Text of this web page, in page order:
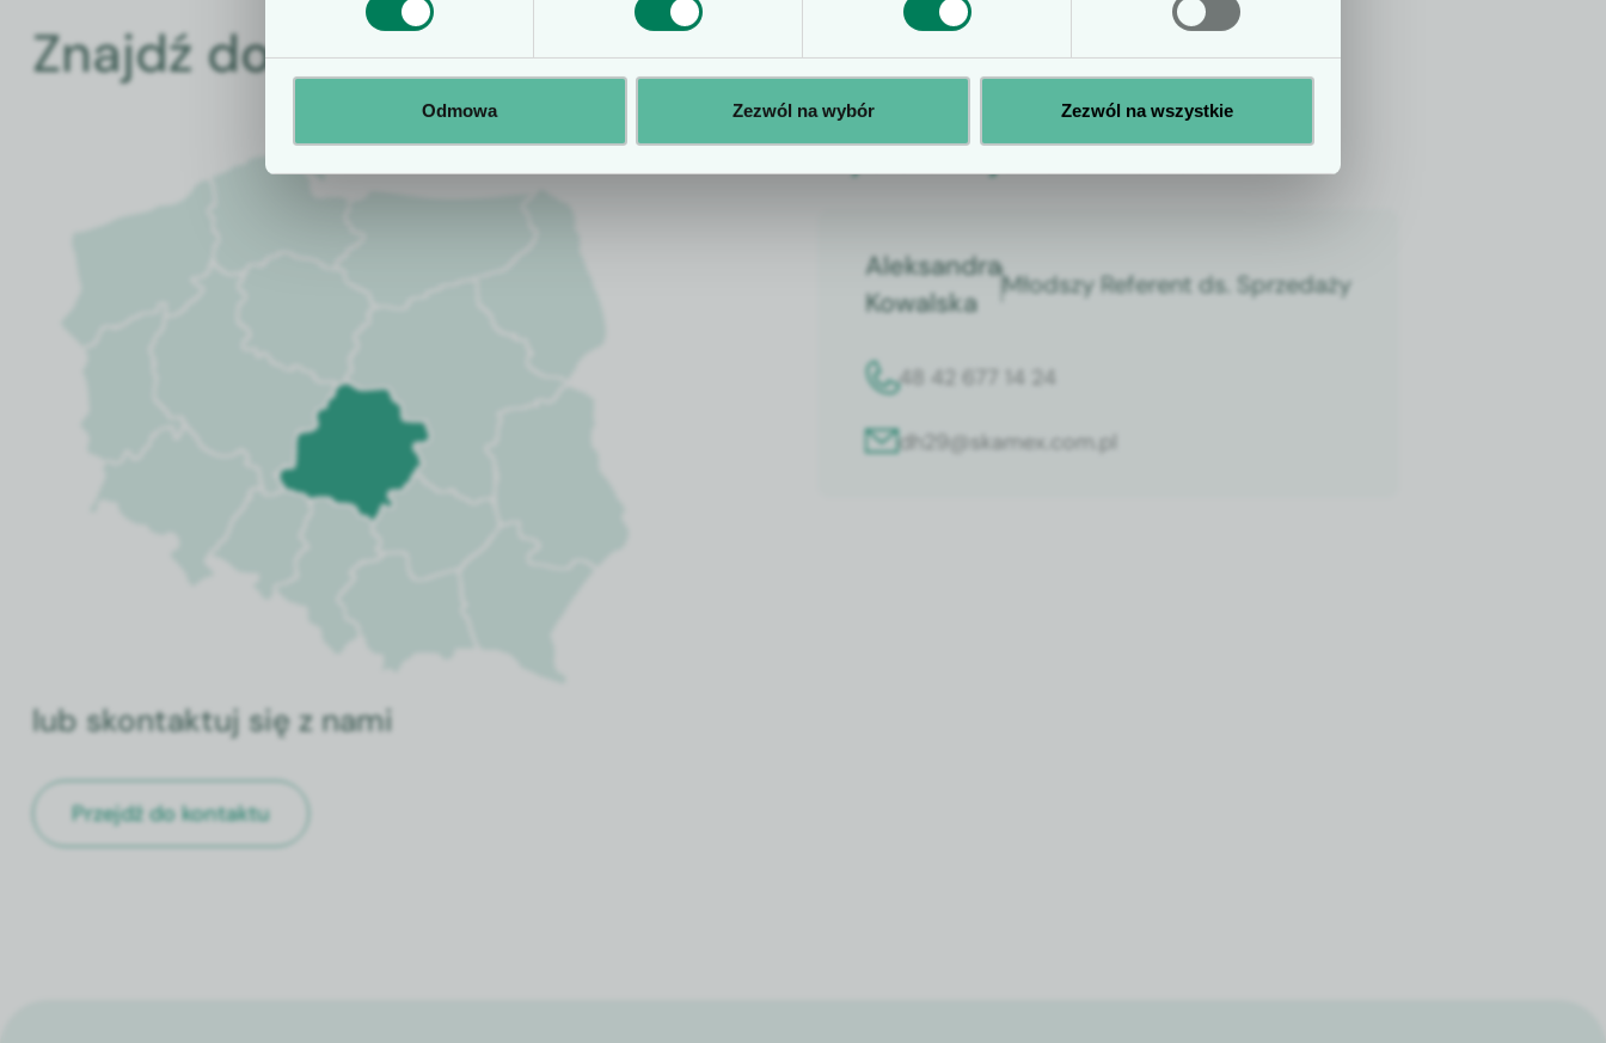
Odmowa Zezwól na wybór Zezwól na wszystkie
Znajdź doradcę
Wybierz województwo:łódzkie
Aleksandra
Kowalska
Młodszy Referent ds. Sprzedaży
48 42 677 14 24
dh29@skamex.com.pl
lub skontaktuj się z nami
Przejdź do kontaktu
Tak